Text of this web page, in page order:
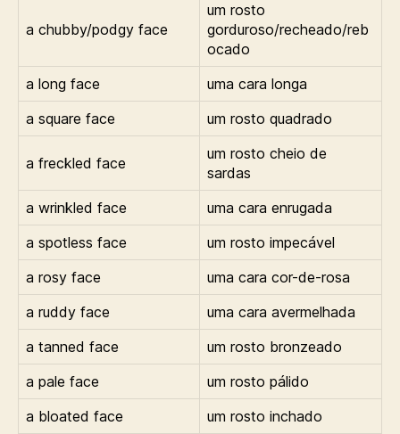
a chubby/podgy face
um rosto
gorduroso/recheado/reb
ocado
a long face
uma cara longa
a square face
um rosto quadrado
a freckled face
um rosto cheio de
sardas
a wrinkled face
uma cara enrugada
a spotless face
um rosto impecável
a rosy face
uma cara cor-de-rosa
a ruddy face
uma cara avermelhada
a tanned face
um rosto bronzeado
a pale face
um rosto pálido
a bloated face
um rosto inchado